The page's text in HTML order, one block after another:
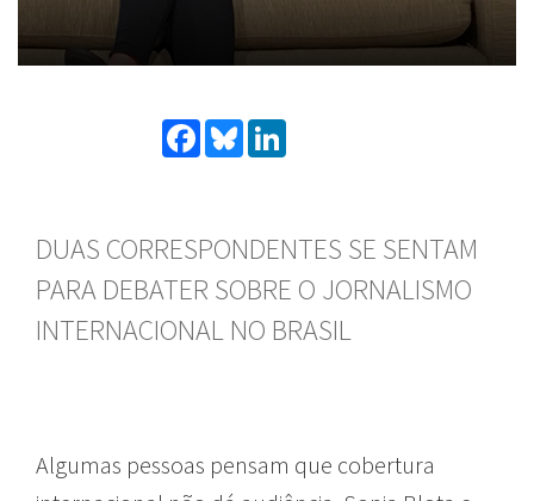
Facebook
Bluesky
DUAS CORRESPONDENTES SE SENTAM
PARA DEBATER SOBRE O JORNALISMO
INTERNACIONAL NO BRASIL
Algumas pessoas pensam que cobertura